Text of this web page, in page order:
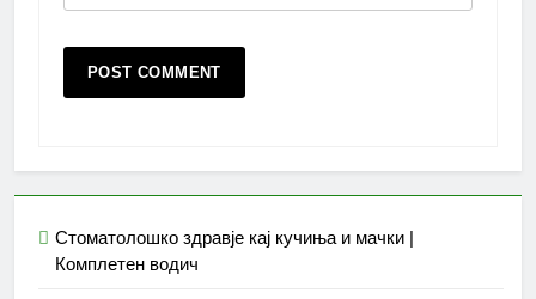
Стоматолошко здравје кај кучиња и мачки |
Комплетен водич